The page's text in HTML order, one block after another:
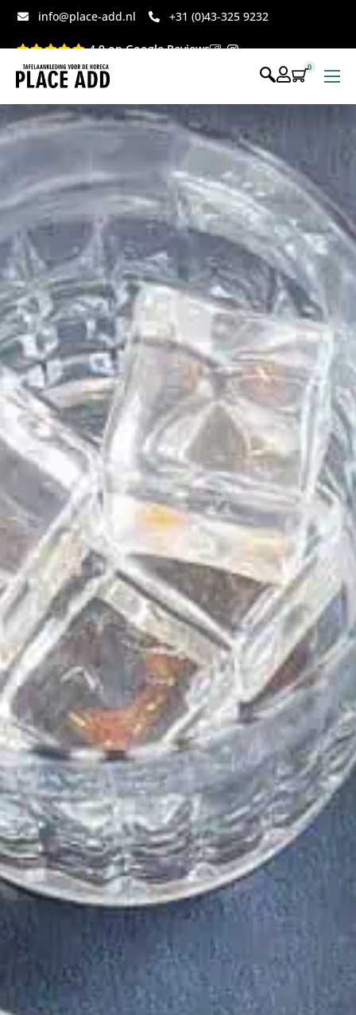
info@place-add.nl +31 (0)43-325 9232
4.9 op Google Reviews
Menukaarten
Disposables bedrukt
Disposables webshop
Voor op tafel webshop
0